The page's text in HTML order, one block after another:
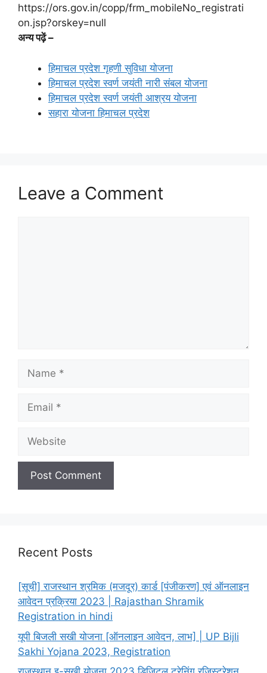
https://ors.gov.in/copp/frm_mobileNo_registrati
on.jsp?orskey=null
अन्य पढ़ें –
हिमाचल प्रदेश गृहणी सुविधा योजना
हिमाचल प्रदेश स्वर्ण जयंती नारी संबल योजना
हिमाचल प्रदेश स्वर्ण जयंती आश्रय योजना
सहारा योजना हिमाचल प्रदेश
Leave a Comment
Name
Email
Website
Recent Posts
[सूची] राजस्थान श्रमिक (मजदूर) कार्ड [पंजीकरण] एवं ऑनलाइन
आवेदन प्रक्रिया 2023 | Rajasthan Shramik
Registration in hindi
यूपी बिजली सखी योजना [ऑनलाइन आवेदन, लाभ] | UP Bijli
Sakhi Yojana 2023, Registration